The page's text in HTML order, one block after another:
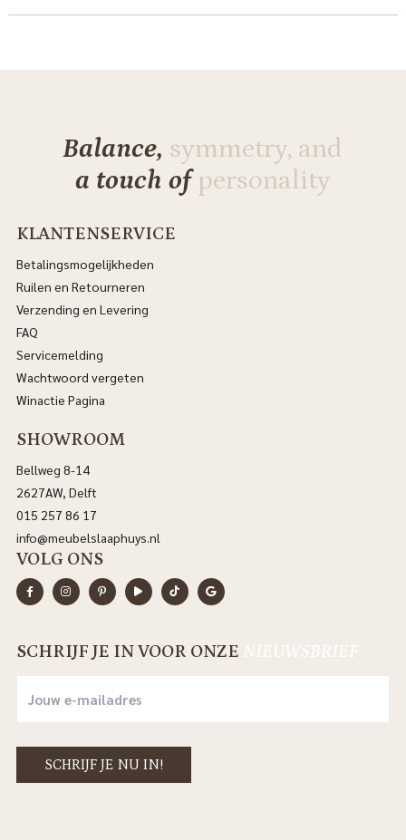
Balance, symmetry, and
a touch ofpersonality
KLANTENSERVICE
Betalingsmogelijkheden
Ruilen en Retourneren
Verzending en Levering
FAQ
Servicemelding
Wachtwoord vergeten
Winactie Pagina
SHOWROOM
Bellweg 8-14
2627AW, Delft
015 257 86 17
info@meubelslaaphuys.nl
VOLG ONS
SCHRIJF JE IN VOOR ONZE NIEUWSBRIEF